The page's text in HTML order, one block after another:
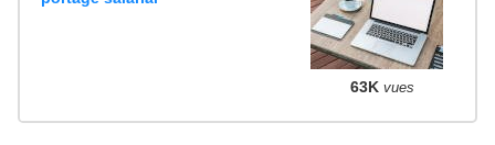
63K vues